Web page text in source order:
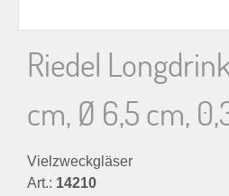
Riedel
cm, Ø 6,5 cm,
Vielzweckgläser
Art.: 14210